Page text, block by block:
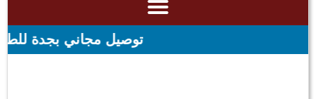
توصيل مجاني بجدة للطلبات فوق قيمه ال ١٠٠ ريال - شحن